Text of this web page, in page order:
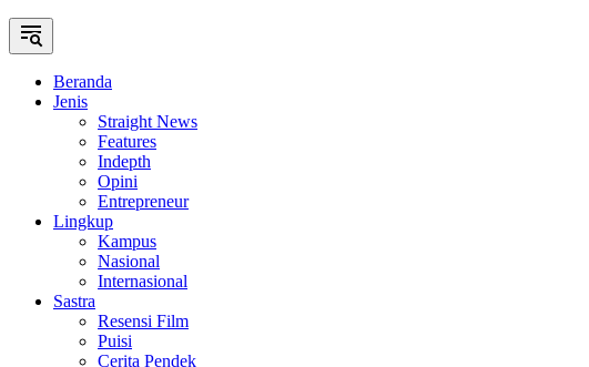
Beranda
Jenis
Straight News
Features
Indepth
Opini
Entrepreneur
Lingkup
Kampus
Nasional
Internasional
Sastra
Resensi Film
Puisi
Cerita Pendek